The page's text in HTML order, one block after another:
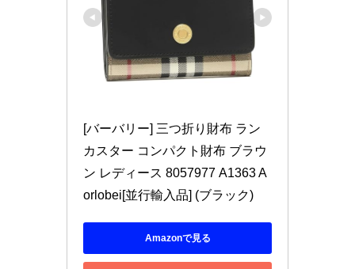
[バーバリー] 三つ折り財布 ラン
カスター コンパクト財布 ブラウ
ン レディース 8057977 A1363 A
orlobei[並行輸入品] (ブラック)
Amazonで見る